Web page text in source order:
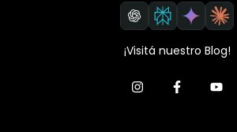
¡Visitá nuestro Blog!